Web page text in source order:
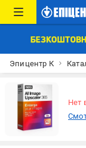
Эпицентр К
Нет